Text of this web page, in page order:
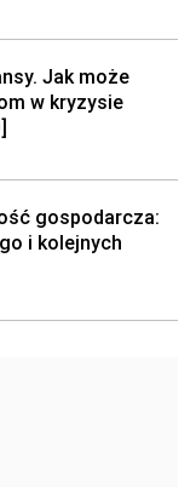
Jak może
w kryzysie
gospodarcza:
i kolejnych